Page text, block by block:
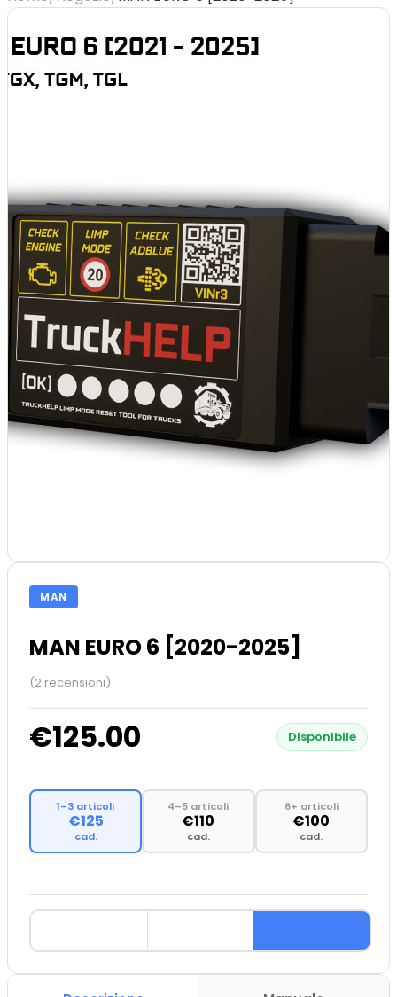
MAN
MAN EURO 6 [2020-2025]
(2 recensioni)
€125.00 Disponibile
1–3 articoli
€125
cad.
4–5 articoli
€110
cad.
6+ articoli
€100
cad.